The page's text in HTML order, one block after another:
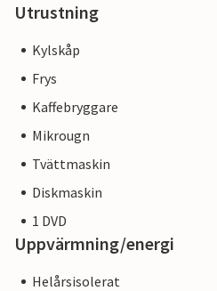
Utrustning
Kylskåp
Frys
Kaffebryggare
Mikrougn
Tvättmaskin
Diskmaskin
1 DVD
Uppvärmning/energi
Helårsisolerat